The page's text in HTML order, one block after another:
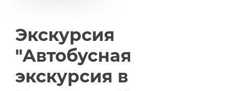
Экскурсия
"Автобусная
экскурсия в